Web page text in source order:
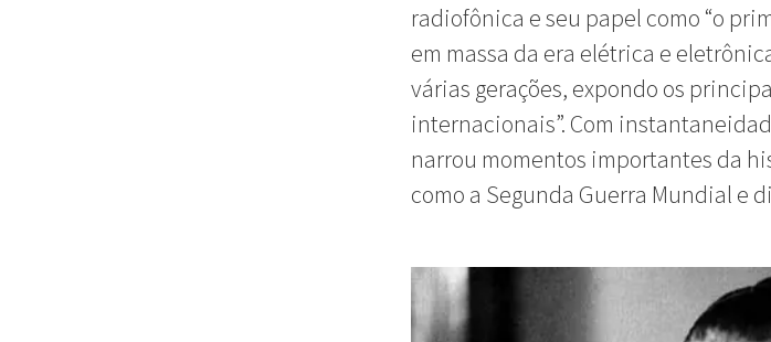
radiofônica e seu papel como “o
em massa da era elétrica e
várias gerações, expondo os
internacionais”. Com
narrou momentos importantes da
como a Segunda Guerra Mundial e